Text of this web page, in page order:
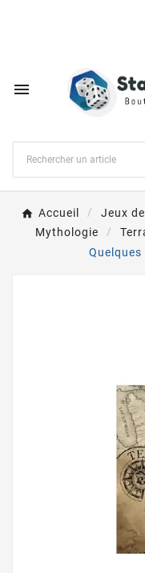

Accueil Jeux
Mythologie
Quelques